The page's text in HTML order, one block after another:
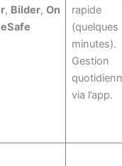
r, Bilder, On
eSafe
rapide
(quelques
minutes).
Gestion
via l’app.